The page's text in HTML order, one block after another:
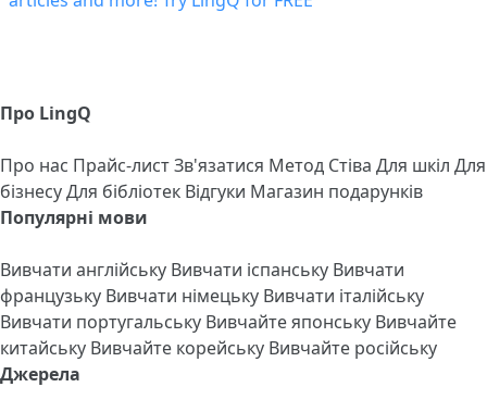
Про LingQ
Про нас Прайс-листЗв'язатися Метод Стіва Для шкіл Для
бізнесуДля бібліотек Відгуки Магазин подарунків
Популярні мови
Вивчати англійську Вивчати іспанську Вивчати
французьку Вивчати німецьку Вивчати італійську
Вивчати португальську Вивчайте японську Вивчайте
китайську Вивчайте корейську Вивчайте російську
Джерела